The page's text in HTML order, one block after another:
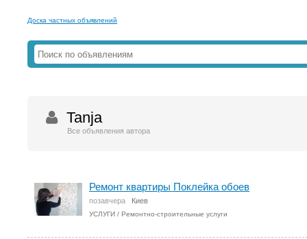
Доска частных объявлений
Tanja
Все объявления автора
Ремонт квартиры Поклейка обоев
позавчера Киев
УСЛУГИ / Ремонтно-строительные услуги